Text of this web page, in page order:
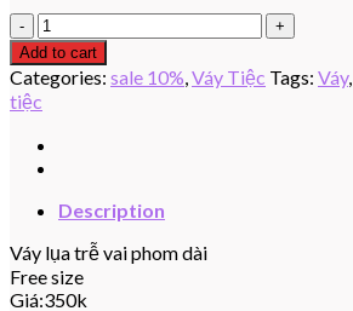
Váy
Lụa
quantity
Add to cart
Categories: sale 10%,Váy Tiệc Tags: Váy,
tiệc
Description
Váy lụa trễ vai phom dài
Free size
Giá:350k